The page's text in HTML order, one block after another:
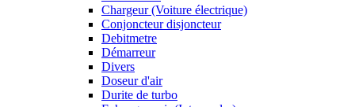
Chargeur (Voiture électrique)
Conjoncteur disjoncteur
Debitmetre
Démarreur
Divers
Doseur d'air
Durite de turbo